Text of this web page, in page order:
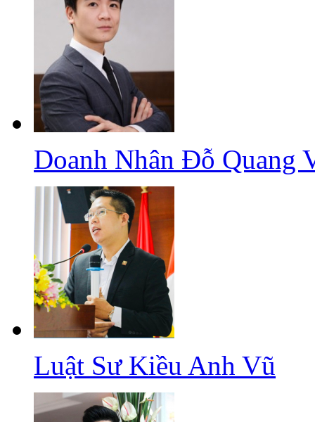
Doanh Nhân Đỗ Quang
Luật Sư Kiều Anh Vũ